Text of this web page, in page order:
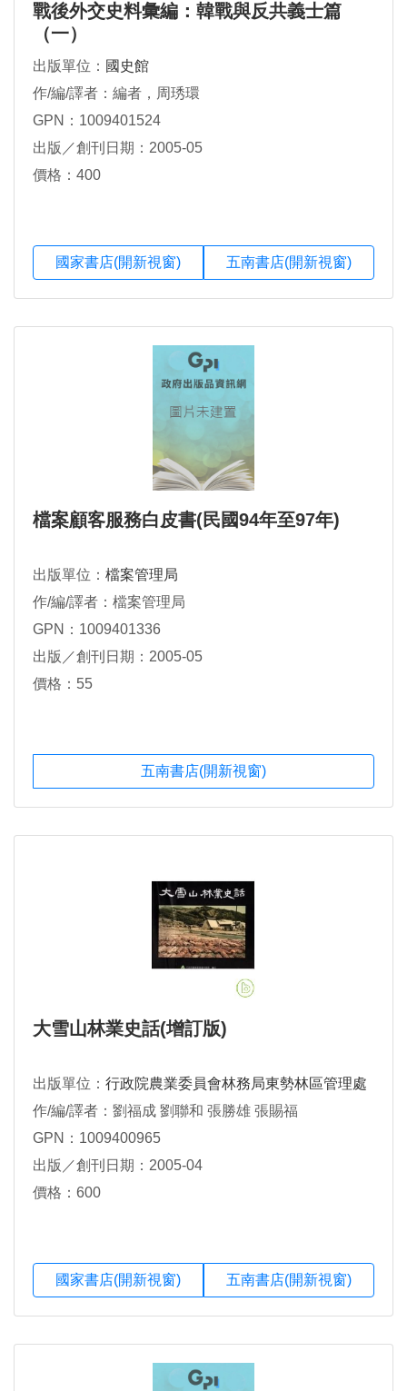
戰後外交史料彙編：韓戰與反共義士篇
（一）
出版單位： 國史館
作/編/譯者：編者，周琇環
GPN：1009401524
出版／創刊日期：2005-05
價格：400
國家書店(開新視窗) 五南書店(開新視窗)
檔案顧客服務白皮書(民國94年至97年)
出版單位： 檔案管理局
作/編/譯者：檔案管理局
GPN：1009401336
出版／創刊日期：2005-05
價格：55
五南書店(開新視窗)
大雪山林業史話(增訂版)
出版單位： 行政院農業委員會林務局東勢林區管理處
作/編/譯者：劉福成 劉聯和 張勝雄 張賜福
GPN：1009400965
出版／創刊日期：2005-04
價格：600
國家書店(開新視窗) 五南書店(開新視窗)